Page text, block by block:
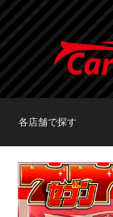
各店舗で探す
TOKYO店在庫車両
大阪店在庫車両
福岡店在庫車両